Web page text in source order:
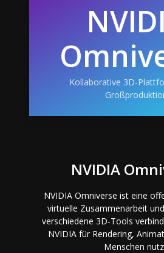
Kollaborative 3D-
NVIDIA
NVIDIA Omniverse ist eine
virtuelle Zusammenarbeit
verschiedene 3D-Tools
NVIDIA für Rendering,
Menschen